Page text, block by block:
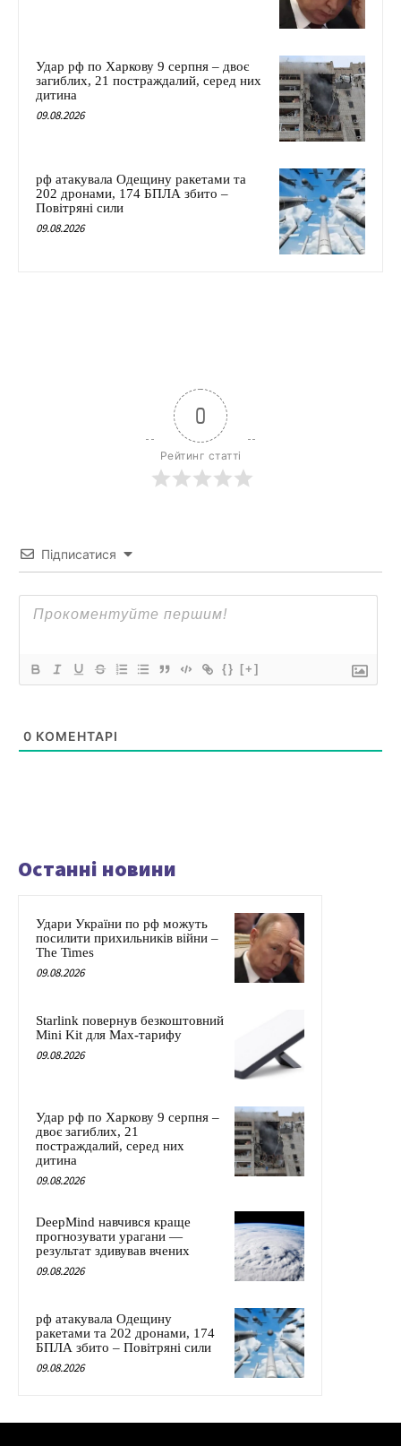
Удар рф по Харкову 9 серпня – двоє
загиблих, 21 постраждалий, серед них
дитина
09.08.2026
рф атакувала Одещину ракетами та
202 дронами, 174 БПЛА збито –
Повітряні сили
09.08.2026
0
Рейтинг статті
Підписатися
{} [+]
0 КОМЕНТАРІ
Останні новини
Удари України по рф можуть
посилити прихильників війни –
The Times
09.08.2026
Starlink повернув безкоштовний
Mini Kit для Max-тарифу
09.08.2026
Удар рф по Харкову 9 серпня –
двоє загиблих, 21
постраждалий, серед них
дитина
09.08.2026
DeepMind навчився краще
прогнозувати урагани —
результат здивував вчених
09.08.2026
рф атакувала Одещину
ракетами та 202 дронами, 174
БПЛА збито – Повітряні сили
09.08.2026